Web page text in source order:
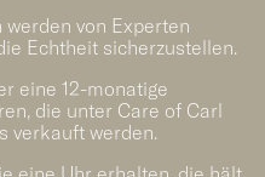
von Experten
Echtheit sicherzustellen.
eine 12-monatige
die unter Care of Carl
verkauft werden.